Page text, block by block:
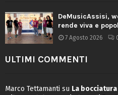
DeMusicAssisi,
rende viva e
7 Agosto 2026
ULTIMI COMMENTI
Marco Tettamanti su La